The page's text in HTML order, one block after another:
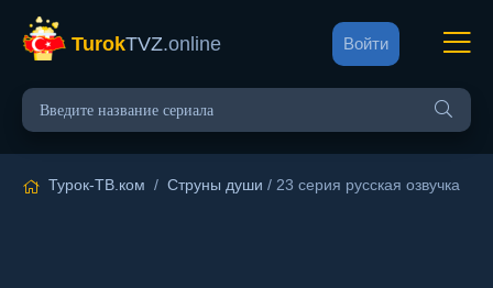
TurokTVZ.online Войти
Турок-ТВ.ком / Струны души / 23 серия русская озвучка